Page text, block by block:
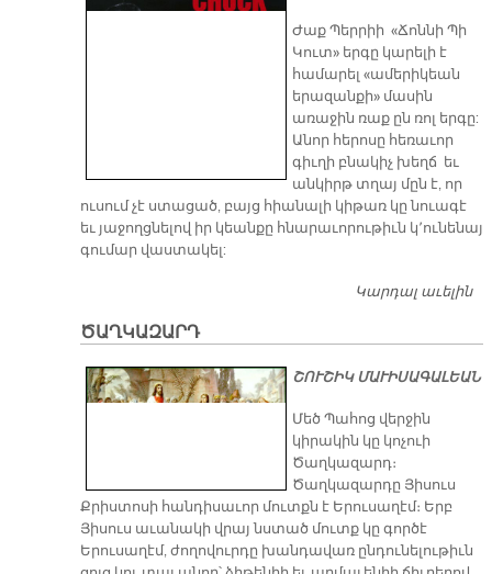
Ժաք Պերրիի «Ճոննի Պի
Կուտ» երգը կարելի է
համարել «ամերիկեան
երազանքի» մասին
առաջին ռաք ըն ռոլ երգը:
Անոր հերոսը հեռաւոր
գիւղի բնակիչ խեղճ եւ
անկիրթ տղայ մըն է, որ
ուսում չէ ստացած, բայց հիանալի կիթառ կը նուագէ
եւ յաջողցնելով իր կեանքը հնարաւորութիւն կ՚ունենայ
գումար վաստակել:
Կարդալ աւելին
ԾԱՂԿԱԶԱՐԴ
ՇՈՒՇԻԿ ՄԱՒԻՍԱԳԱԼԵԱՆ
Մեծ Պահոց վերջին
կիրակին կը կոչուի
Ծաղկազարդ։
Ծաղկազարդը Յիսուս
Քրիստոսի հանդիսաւոր մուտքն է Երուսաղէմ։ Երբ
Յիսուս աւանակի վրայ նստած մուտք կը գործէ
Երուսաղէմ, ժողովուրդը խանդավառ ընդունելութիւն